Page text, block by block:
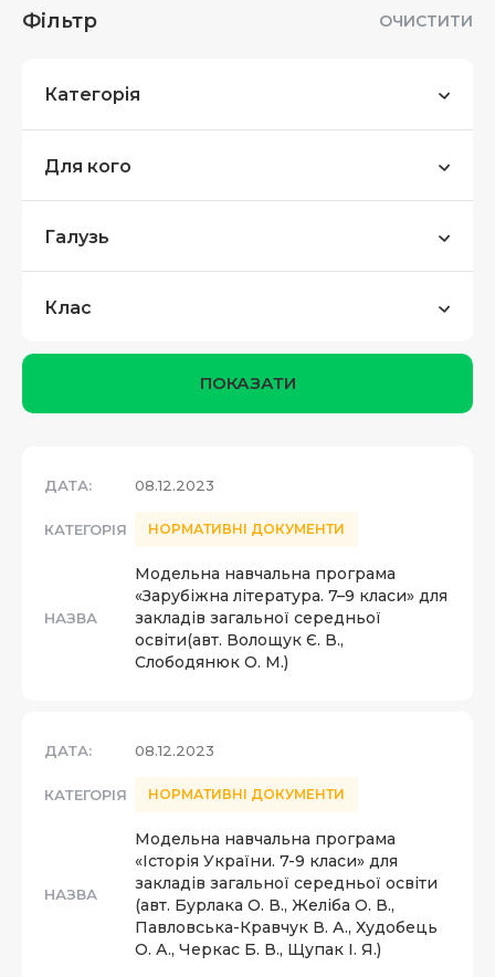
Фільтр ОЧИСТИТИ
Категорія
Для кого
Галузь
Клас
ПОКАЗАТИ
ДАТА: 08.12.2023
КАТЕГОРІЯ НОРМАТИВНІ ДОКУМЕНТИ
НАЗВА
Модельна навчальна програма
«Зарубіжна література. 7–9 класи» для
закладів загальної середньої
освіти(авт. Волощук Є. В.,
Слободянюк О. М.)
ДАТА: 08.12.2023
КАТЕГОРІЯ НОРМАТИВНІ ДОКУМЕНТИ
НАЗВА
Модельна навчальна програма
«Історія України. 7-9 класи» для
закладів загальної середньої освіти
(авт. Бурлака О. В., Желіба О. В.,
Павловська-Кравчук В. А., Худобець
О. А., Черкас Б. В., Щупак І. Я.)